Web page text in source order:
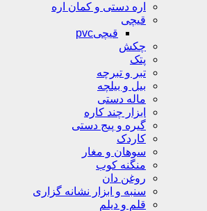
اره دستی و کمان اره
قیچی
قیچیpvc
چکش
پتک
تبر و تبرچه
بیل و بیلچه
ماله دستی
ابزار چند کاره
گیره و پیج دستی
کاردک
سوهان و مغار
منگنه کوب
روغن دان
سنبه و ابزار نشانه گزاری
قلم و دیلم